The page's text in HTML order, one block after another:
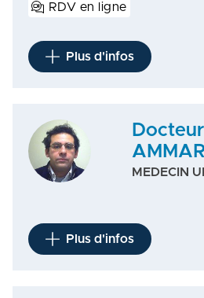
RDV en ligne
Plus d'infos
AMMAR
MEDECIN
Plus d'infos